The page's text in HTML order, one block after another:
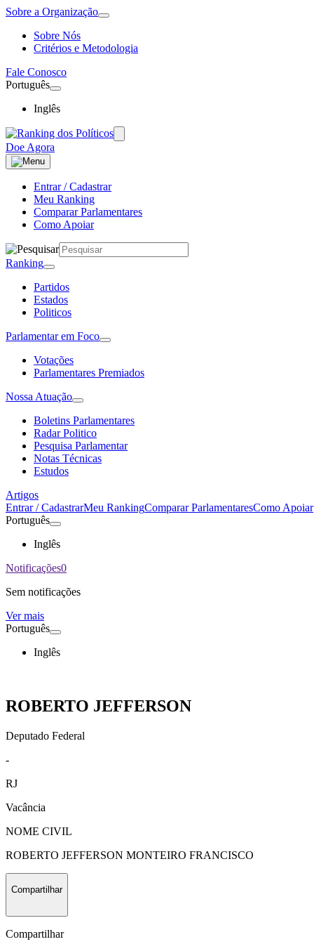
Sobre a Organização
Sobre Nós
Critérios e Metodologia
Fale Conosco
Português
Inglês
Doe Agora
Entrar / Cadastrar
Meu Ranking
Comparar Parlamentares
Como Apoiar
Ranking
Partidos
Estados
Politicos
Parlamentar em Foco
Votações
Parlamentares Premiados
Nossa Atuação
Boletins Parlamentares
Radar Politico
Pesquisa Parlamentar
Notas Técnicas
Estudos
Artigos
Entrar / CadastrarMeu RankingComparar ParlamentaresComo Apoiar
Português
Inglês
Notificações0
Sem notificações
Ver mais
Português
Inglês
ROBERTO JEFFERSON
Deputado Federal
-
RJ
Vacância
NOME CIVIL
ROBERTO JEFFERSON MONTEIRO FRANCISCO
Compartilhar
Compartilhar